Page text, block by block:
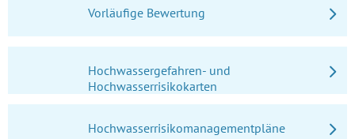
Vorläufige Bewertung
Hochwassergefahren- und
Hochwasserrisikokarten
Hochwasserrisikomanagementpläne